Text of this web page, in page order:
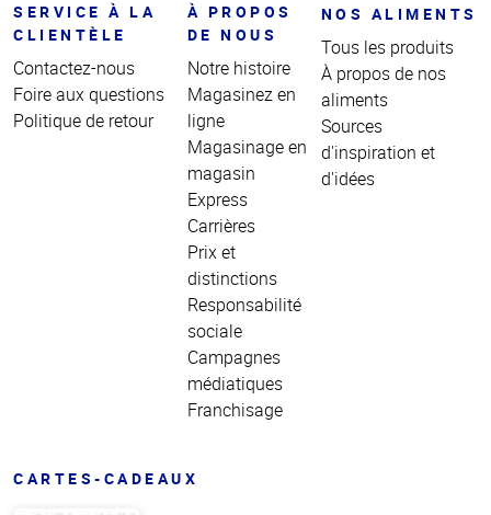
SERVICE À LA
CLIENTÈLE
Contactez-nous
Foire aux questions
Politique de retour
À PROPOS
DE NOUS
Notre histoire
Magasinez en
ligne
Magasinage en
magasin
Express
Carrières
Prix et
distinctions
Responsabilité
sociale
Campagnes
médiatiques
Franchisage
NOS ALIMENTS
Tous les produits
À propos de nos
aliments
Sources
d'inspiration et
d'idées
CARTES-CADEAUX